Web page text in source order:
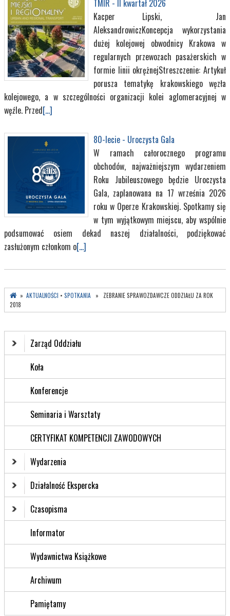
TMIR - II kwartał 2026
Kacper Lipski, Jan
AleksandrowiczKoncepcja wykorzystania
dużej kolejowej obwodnicy Krakowa w
regularnych przewozach pasażerskich w
formie linii okrężnejStreszczenie: Artykuł
porusza tematykę krakowskiego węzła
kolejowego, a w szczególności organizacji kolei aglomeracyjnej w
węźle. Przed[...]
80-lecie - Uroczysta Gala
W ramach całorocznego programu
obchodów, najważniejszym wydarzeniem
Roku Jubileuszowego będzie Uroczysta
Gala, zaplanowana na 17 września 2026
roku w Operze Krakowskiej. Spotkamy się
w tym wyjątkowym miejscu, aby wspólnie
podsumować osiem dekad naszej działalności, podziękować
zasłużonym członkom o[...]
» AKTUALNOŚCI • SPOTKANIA » ZEBRANIE SPRAWOZDAWCZE ODDZIAŁU ZA ROK
2018
Zarząd Oddziału
Koła
Konferencje
Seminaria i Warsztaty
CERTYFIKAT KOMPETENCJI ZAWODOWYCH
Wydarzenia
Działalność Ekspercka
Czasopisma
Informator
Wydawnictwa Książkowe
Archiwum
Pamiętamy